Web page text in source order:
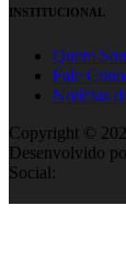
INSTITUCIONAL
Quem
Fale
Notícias
Copyright ©
Desenvolvido
Social: